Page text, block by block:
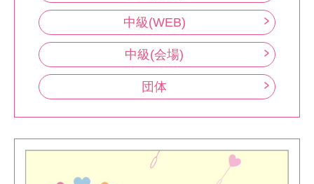
中級(WEB)
中級(会場)
団体